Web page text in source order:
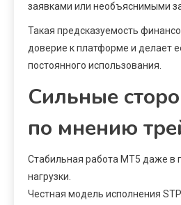
заявками или необъяснимыми
Такая предсказуемость
доверие к платформе и делает
постоянного использования.
Сильные
по мнению
Стабильная работа MT5 даже в
нагрузки.
Честная модель исполнения STP.